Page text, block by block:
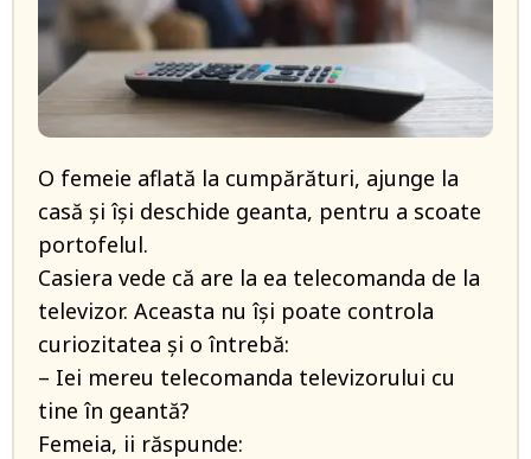
O femeie aflată la cumpărături, ajunge la
casă și își deschide geanta, pentru a scoate
portofelul.
Casiera vede că are la ea telecomanda de la
televizor. Aceasta nu își poate controla
curiozitatea și o întrebă:
– Iei mereu telecomanda televizorului cu
tine în geantă?
Femeia, ii răspunde: